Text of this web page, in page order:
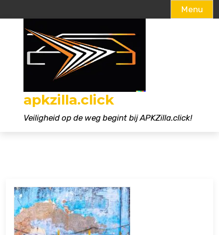
Menu
apkzilla.click
Veiligheid op de weg begint bij APKZilla.click!